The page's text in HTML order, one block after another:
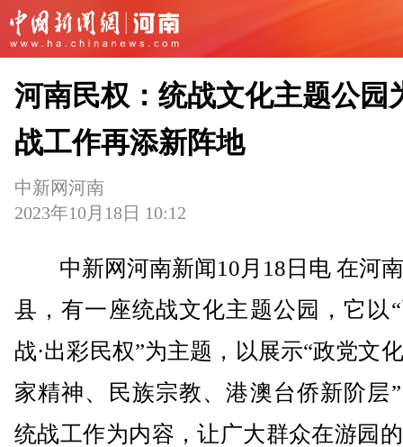
河南民权：统战文化主题公园
战工作再添新阵地
中新网河南
2023年10月18日 10:12
中新网河南新闻10月18日电 在河
县，有一座统战文化主题公园，它以
战·出彩民权”为主题，以展示“政党文
家精神、民族宗教、港澳台侨新阶层
统战工作为内容，让广大群众在游园